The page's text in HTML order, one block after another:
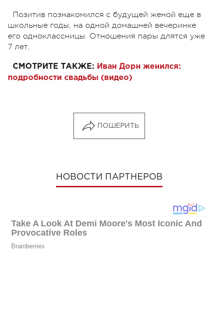
Позитив познакомился с будущей женой еще в
школьные годы, на одной домашней вечеринке
его одноклассницы. Отношения пары длятся уже
7 лет.
СМОТРИТЕ ТАКЖЕ: Иван Дорн женился:
подробности свадьбы (видео)
ПОШЕРИТЬ
НОВОСТИ ПАРТНЕРОВ